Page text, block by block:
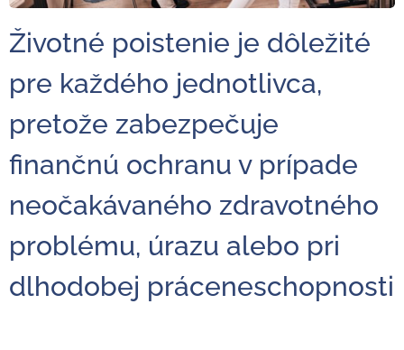
Životné poistenie je dôležité
pre každého jednotlivca,
pretože zabezpečuje
finančnú ochranu v prípade
neočakávaného zdravotného
problému, úrazu alebo pri
dlhodobej práceneschopnosti